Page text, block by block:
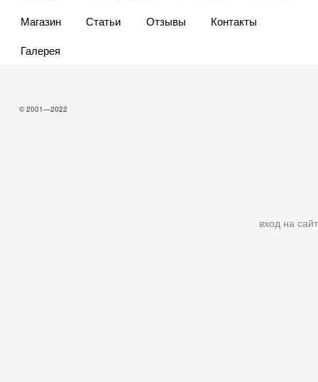
Магазин
Статьи Отзывы
Контакты
Галерея
© 2001—2022
вход на сайт